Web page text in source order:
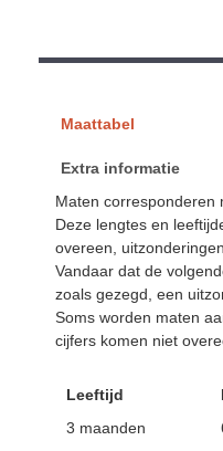
Maattabel
Extra informatie
Maten corresponderen
Deze lengtes en
overeen,
Vandaar dat de
zoals gezegd, een
Soms worden maten
cijfers komen niet
Leeftijd
3 maanden